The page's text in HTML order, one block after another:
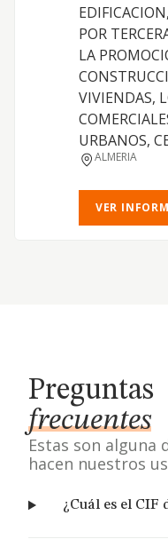
POR
LA
VIVIENDAS,
URBANOS,
ALMERIA
VER
Preguntas
frecuentes
Estas son alguna
hacen nuestros
¿Cuál es el CIF